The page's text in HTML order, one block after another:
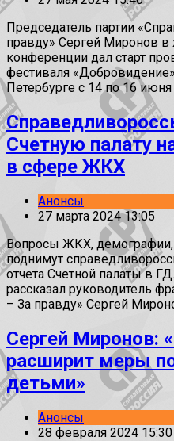
Председатель партии
правду» Сергей Миронов в
конференции дал старт
фестиваля
Петербурге с 14 по 16 июня
Счетную палату
в сфере ЖКХ
Анонсы
27 марта 2024 13:05
Вопросы ЖКХ,
поднимут
отчета Счетной палаты в
рассказал руководитель
– За правду» Сергей
Сергей Миронов:
расширит меры
детьми»
Анонсы
28 февраля 2024 15:30